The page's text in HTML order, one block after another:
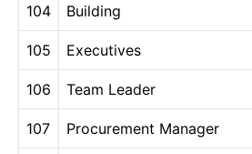
104 Building
105 Executives
106 Team Leader
107 Procurement Manager